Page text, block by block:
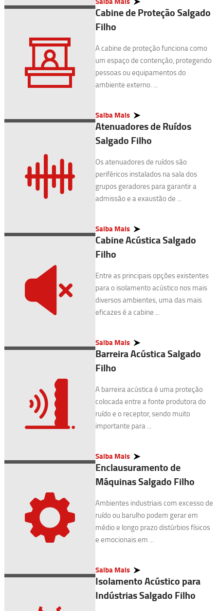
Cabine de Proteção Salgado
Filho
A cabine de proteção funciona como
um espaço de contenção, protegendo
pessoas ou equipamentos do
ambiente externo. ...
Saiba Mais
Atenuadores de Ruídos
Salgado Filho
Os atenuadores de ruídos são
periféricos instalados na sala dos
grupos geradores para garantir a
admissão e a exaustão de ...
Saiba Mais
Cabine Acústica Salgado
Filho
Entre as principais opções existentes
para o isolamento acústico nos mais
diversos ambientes, uma das mais
eficazes é a cabine ...
Saiba Mais
Barreira Acústica Salgado
Filho
A barreira acústica é uma proteção
colocada entre a fonte produtora do
ruído e o receptor, sendo muito
importante para ...
Saiba Mais
Enclausuramento de
Máquinas Salgado Filho
Ambientes industriais com excesso de
ruído ou barulho podem gerar em
médio e longo prazo distúrbios físicos
e emocionais em ...
Saiba Mais
Isolamento Acústico para
Indústrias Salgado Filho